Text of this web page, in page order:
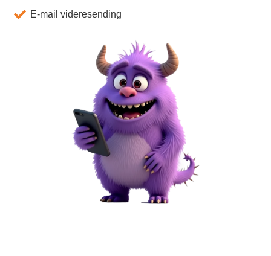
E-mail videresending